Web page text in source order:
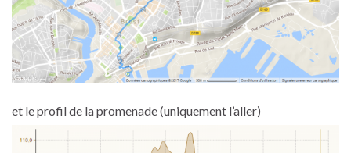
et le profil de la promenade (uniquement l’aller)